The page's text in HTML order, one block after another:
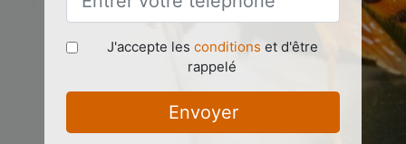
J'accepte les conditions et d'être
rappelé
Envoyer